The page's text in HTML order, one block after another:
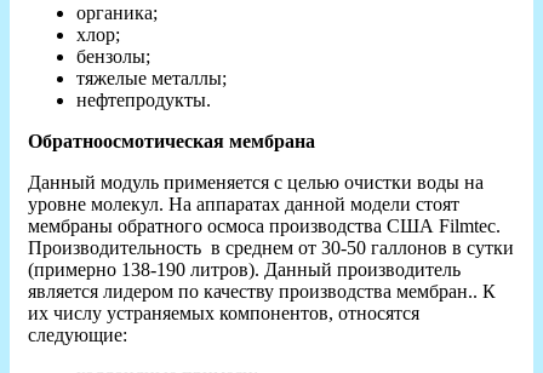
органика;
хлор;
бензолы;
тяжелые металлы;
нефтепродукты.
Обратноосмотическая мембрана
Данный модуль применяется с целью очистки воды на
уровне молекул. На аппаратах данной модели стоят
мембраны обратного осмоса производства США Filmtec.
Производительность в среднем от 30-50 галлонов в сутки
(примерно 138-190 литров). Данный производитель
является лидером по качеству производства мембран.. К
их числу устраняемых компонентов, относятся
следующие: